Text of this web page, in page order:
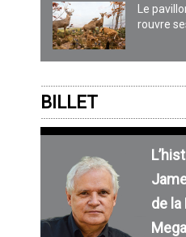
Le
rouvre
BILLET
de la